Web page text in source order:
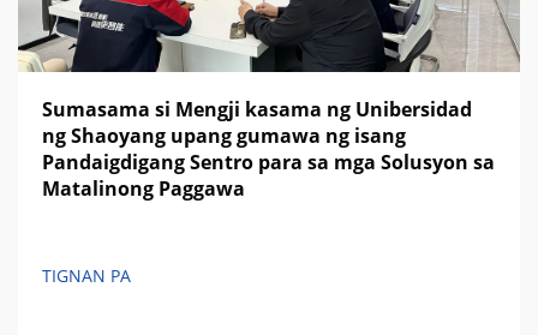
Sumasama si Mengji kasama ng Unibersidad
ng Shaoyang upang gumawa ng isang
Pandaigdigang Sentro para sa mga Solusyon sa
Matalinong Paggawa
TIGNAN PA